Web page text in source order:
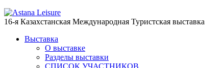
16-я Казахстанская Международная Туристская выставка
Выставка
О выставке
Разделы выставки
СПИСОК УЧАСТНИКОВ